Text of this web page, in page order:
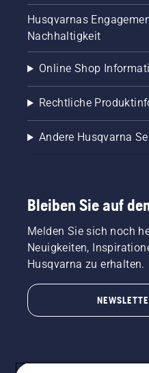
Husqvarnas
Nachhaltigkeit
Online Shop
Rechtliche
Andere Husqvarna
Bleiben Sie auf
Melden Sie sich noch
Neuigkeiten,
Husqvarna zu erhalten.